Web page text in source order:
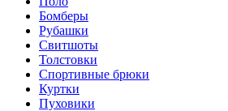
Бомберы
Рубашки
Свитшоты
Толстовки
Спортивные брюки
Куртки
Пуховики